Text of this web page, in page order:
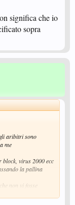
significa che io
sopra
aribitri sono
me
block, virus 2000 ecc
la pallina
non vi fosse
lucida